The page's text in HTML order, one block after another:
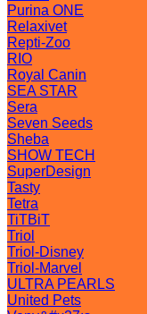
Purina ONE
Relaxivet
Repti-Zoo
RIO
Royal Canin
SEA STAR
Sera
Seven Seeds
Sheba
SHOW TECH
SuperDesign
Tasty
Tetra
TiTBiT
Triol
Triol-Disney
Triol-Marvel
ULTRA PEARLS
United Pets